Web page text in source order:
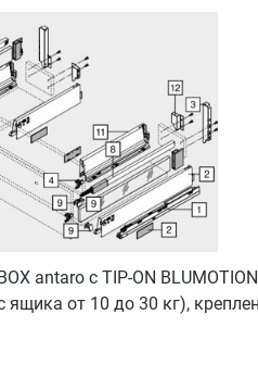
antaro с TIP-ON
ящика от 10 до 30 кг),